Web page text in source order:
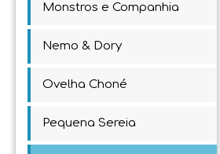
Monstros e Companhia
Nemo & Dory
Ovelha Choné
Pequena Sereia